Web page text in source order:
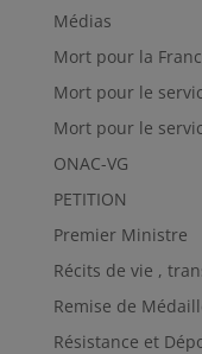
Médias
Mort pour la
Mort pour le
Mort pour le
ONAC-VG
PETITION
Premier Ministre
Récits de vie ,
Remise de
Résistance et